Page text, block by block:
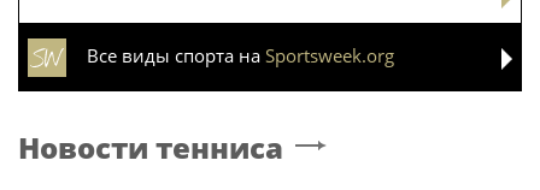
Все виды спорта на Sportsweek.org
Новости тенниса